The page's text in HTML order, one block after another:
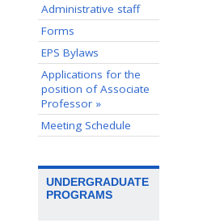
Administrative staff
Forms
EPS Bylaws
Applications for the
position of Associate
Professor »
Meeting Schedule
UNDERGRADUATE
PROGRAMS